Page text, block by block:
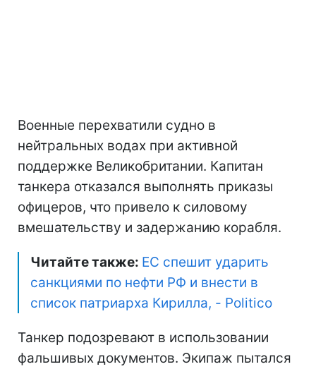
Военные перехватили судно в
нейтральных водах при активной
поддержке Великобритании. Капитан
танкера отказался выполнять приказы
офицеров, что привело к силовому
вмешательству и задержанию корабля.
Читайте также: ЕС спешит ударить
санкциями по нефти РФ и внести в
список патриарха Кирилла, - Politico
Танкер подозревают в использовании
фальшивых документов. Экипаж пытался